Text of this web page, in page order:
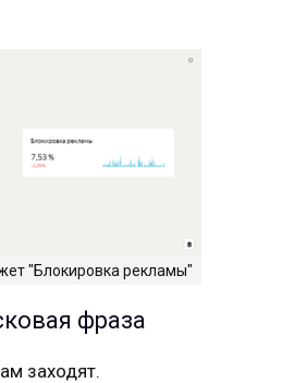
"Блокировка рекламы"
фраза
заходят.